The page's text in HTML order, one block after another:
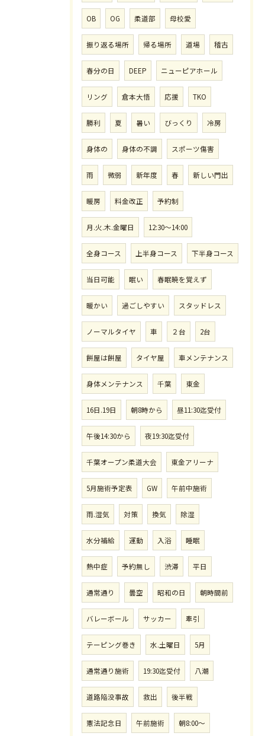
OB OG 柔道部 母校愛
振り返る場所 帰る場所 道場 稽古
春分の日 DEEP ニューピアホール
リング 倉本大悟 応援 TKO
勝利 夏 暑い びっくり 冷房
身体の 身体の不調 スポーツ傷害
雨 微弱 新年度 春 新しい門出
暖房 料金改正 予約制
月.火.木.金曜日 12:30〜14:00
全身コース 上半身コース 下半身コース
当日可能 眠い 春眠暁を覚えず
暖かい 過ごしやすい スタッドレス
ノーマルタイヤ 車 ２台 2台
餅屋は餅屋 タイヤ屋 車メンテナンス
身体メンテナンス 千葉 東金
16日.19日 朝8時から 昼11:30迄受付
午後14:30から 夜19:30迄受付
千葉オープン柔道大会 東金アリーナ
5月施術予定表 GW 午前中施術
雨.湿気 対策 換気 除湿
水分補給 運動 入浴 睡眠
熱中症 予約無し 渋滞 平日
通常通り 曇空 昭和の日 朝時間前
バレーボール サッカー 牽引
テーピング巻き 水.土曜日 5月
通常通り施術 19:30迄受付 八潮
道路陥没事故 救出 後半戦
憲法記念日 午前施術 朝8:00〜